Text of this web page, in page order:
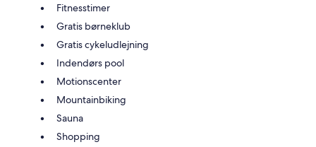
Fitnesstimer
Gratis børneklub
Gratis cykeludlejning
Indendørs pool
Motionscenter
Mountainbiking
Sauna
Shopping